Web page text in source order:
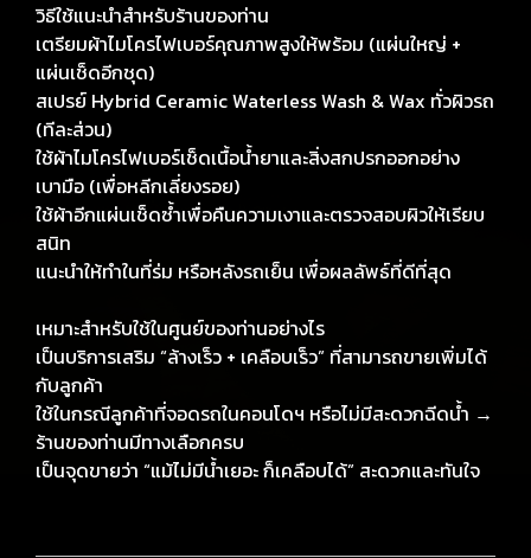
วิธีใช้แนะนำสำหรับร้านของท่าน
เตรียมผ้าไมโครไฟเบอร์คุณภาพสูงให้พร้อม (แผ่นใหญ่ +
แผ่นเช็ดอีกชุด)
สเปรย์ Hybrid Ceramic Waterless Wash & Wax ทั่วผิวรถ
(ทีละส่วน)
ใช้ผ้าไมโครไฟเบอร์เช็ดเนื้อน้ำยาและสิ่งสกปรกออกอย่าง
เบามือ (เพื่อหลีกเลี่ยงรอย)
ใช้ผ้าอีกแผ่นเช็ดซ้ำเพื่อคืนความเงาและตรวจสอบผิวให้เรียบ
สนิท
แนะนำให้ทำในที่ร่ม หรือหลังรถเย็น เพื่อผลลัพธ์ที่ดีที่สุด
เหมาะสำหรับใช้ในศูนย์ของท่านอย่างไร
เป็นบริการเสริม “ล้างเร็ว + เคลือบเร็ว” ที่สามารถขายเพิ่มได้
กับลูกค้า
ใช้ในกรณีลูกค้าที่จอดรถในคอนโดฯ หรือไม่มีสะดวกฉีดน้ำ →
ร้านของท่านมีทางเลือกครบ
เป็นจุดขายว่า “แม้ไม่มีน้ำเยอะ ก็เคลือบได้” สะดวกและทันใจ